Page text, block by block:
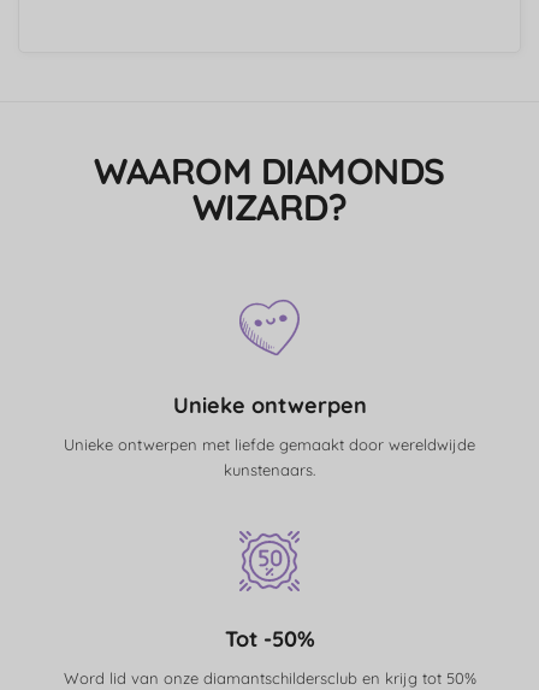
WAAROM DIAMONDS
WIZARD?
Unieke ontwerpen
Unieke ontwerpen met liefde gemaakt door wereldwijde
kunstenaars.
Tot -50%
Word lid van onze diamantschildersclub en krijg tot 50%